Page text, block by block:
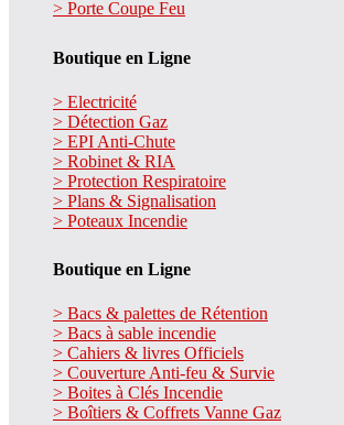
> Porte Coupe Feu
Boutique en Ligne
> Electricité
> Détection Gaz
> EPI Anti-Chute
> Robinet & RIA
> Protection Respiratoire
> Plans & Signalisation
> Poteaux Incendie
Boutique en Ligne
> Bacs & palettes de Rétention
> Bacs à sable incendie
> Cahiers & livres Officiels
> Couverture Anti-feu & Survie
> Boites à Clés Incendie
> Boîtiers & Coffrets Vanne Gaz